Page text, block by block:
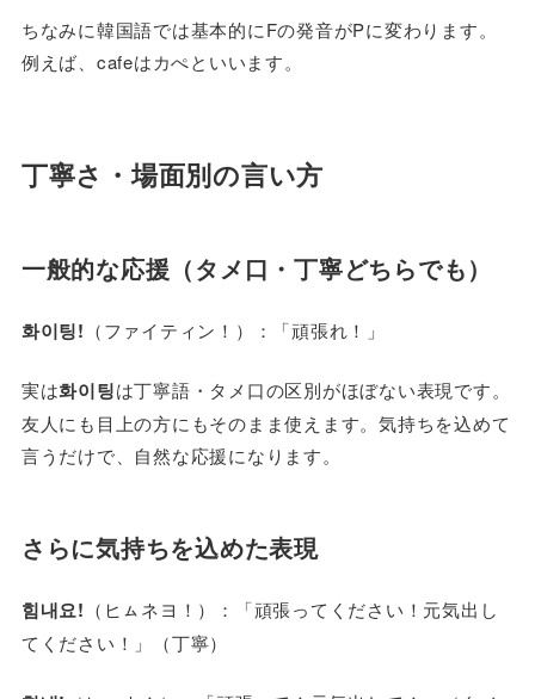
ちなみに韓国語では基本的にFの発音がPに変わります。
例えば、cafeはカぺといいます。
丁寧さ・場面別の言い方
一般的な応援（タメ口・丁寧どちらでも）
화이팅! （ファイティン！）：「頑張れ！」
実は화이팅は丁寧語・タメ口の区別がほぼない表現です。
友人にも目上の方にもそのまま使えます。気持ちを込めて
言うだけで、自然な応援になります。
さらに気持ちを込めた表現
힘내요! （ヒㇺネヨ！）：「頑張ってください！元気出し
てください！」（丁寧）